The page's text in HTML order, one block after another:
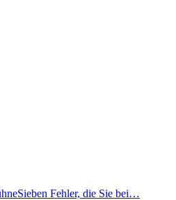
Fehler, die Sie bei…